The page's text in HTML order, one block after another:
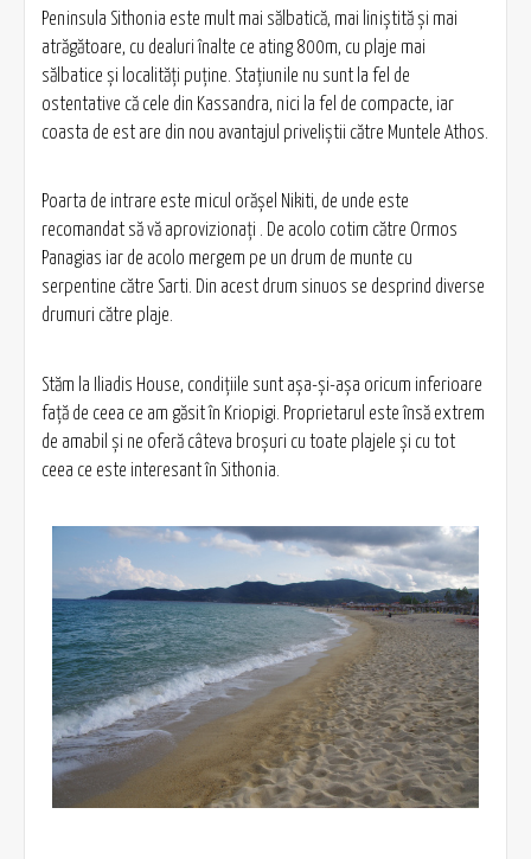
Peninsula Sithonia este mult mai sălbatică, mai liniştită şi mai
atrăgătoare, cu dealuri înalte ce ating 800m, cu plaje mai
sălbatice şi localităţi puţine. Staţiunile nu sunt la fel de
ostentative că cele din Kassandra, nici la fel de compacte, iar
coasta de est are din nou avantajul priveliştii către Muntele Athos.
Poarta de intrare este micul orăşel Nikiti, de unde este
recomandat să vă aprovizionaţi . De acolo cotim către Ormos
Panagias iar de acolo mergem pe un drum de munte cu
serpentine către Sarti. Din acest drum sinuos se desprind diverse
drumuri către plaje.
Stăm la Iliadis House, condiţiile sunt aşa-şi-aşa oricum inferioare
faţă de ceea ce am găsit în Kriopigi. Proprietarul este însă extrem
de amabil şi ne oferă câteva broşuri cu toate plajele şi cu tot
ceea ce este interesant în Sithonia.